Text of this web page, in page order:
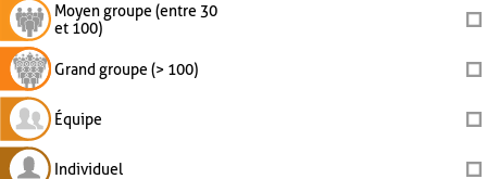
Moyen groupe (entre 30
et 100)
Grand groupe (> 100)
Équipe
Individuel